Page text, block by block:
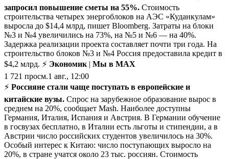
запросил повышение сметы на 55%. Стоимость
строительства четырех энергоблоков на АЭС «Куданкулам»
выросла до $14,4 млрд, пишет Bloomberg. Затраты на блоки
№3 и №4 увеличились на 73%, на №5 и №6 — на 40%.
Задержка реализации проекта составляет почти три года. На
строительство блоков №3 и №4 Россия предоставила кредит в
$4,2 млрд. ⚡ Экономик | Мы в MAX
1 721 просм.1 авг., 12:00
⚡️ Россияне стали чаще поступать в европейские и
китайские вузы. Спрос на зарубежное образование вырос в
среднем на 20%, сообщает Mash. Наиболее доступны
Германия, Италия, Испания и Австрия. В Германии обучение
в госвузах бесплатно, в Италии есть льготы и стипендии, а в
Австрии число российских студентов увеличилось на 30%.
Особый интерес к Китаю: число поступающих выросло на
20%, в стране учатся около 23 тыс. россиян. Стоимость